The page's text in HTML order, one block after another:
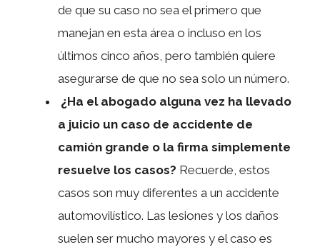
de que su caso no sea el primero que
manejan en esta área o incluso en los
últimos cinco años, pero también quiere
asegurarse de que no sea solo un número.
¿Ha el abogado alguna vez ha llevado
a juicio un caso de accidente de
camión grande o la firma simplemente
resuelve los casos? Recuerde, estos
casos son muy diferentes a un accidente
automovilístico. Las lesiones y los daños
suelen ser mucho mayores y el caso es